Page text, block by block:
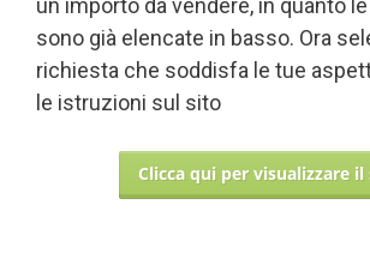
sono già elencate in basso. Ora
richiesta che soddisfa le tue
le istruzioni sul sito
Clicca qui per visualizzare il